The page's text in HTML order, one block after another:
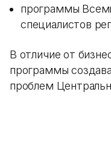
программы
специалистов
В отличие от
программы
проблем